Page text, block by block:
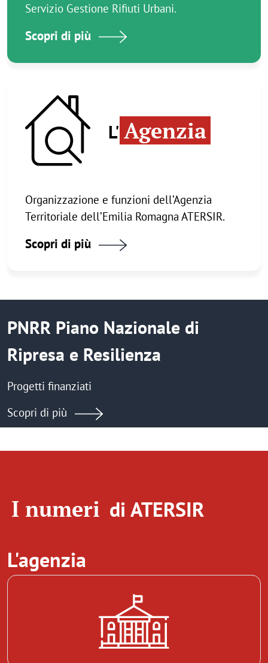
Servizio Gestione Rifiuti Urbani.
Scopri di più
Immagine
L' Agenzia
Organizzazione e funzioni dell’Agenzia
Territoriale dell’Emilia Romagna ATERSIR.
Scopri di più
PNRR Piano Nazionale di
Ripresa e Resilienza
Progetti finanziati
Scopri di più
I numeri di ATERSIR
L'agenzia